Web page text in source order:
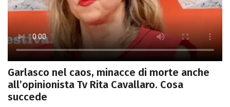
Garlasco nel caos, minacce di morte anche
all’opinionista Tv Rita Cavallaro. Cosa
succede